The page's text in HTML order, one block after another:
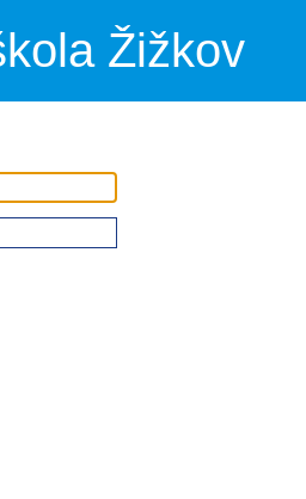
Žižkov